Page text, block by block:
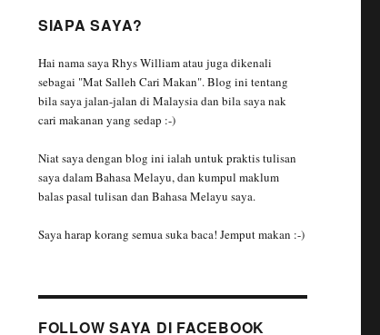
SIAPA SAYA?
Hai nama saya Rhys William atau juga dikenali
sebagai "Mat Salleh Cari Makan". Blog ini tentang
bila saya jalan-jalan di Malaysia dan bila saya nak
cari makanan yang sedap :-)
Niat saya dengan blog ini ialah untuk praktis tulisan
saya dalam Bahasa Melayu, dan kumpul maklum
balas pasal tulisan dan Bahasa Melayu saya.
Saya harap korang semua suka baca! Jemput makan :-)
FOLLOW SAYA DI FACEBOOK